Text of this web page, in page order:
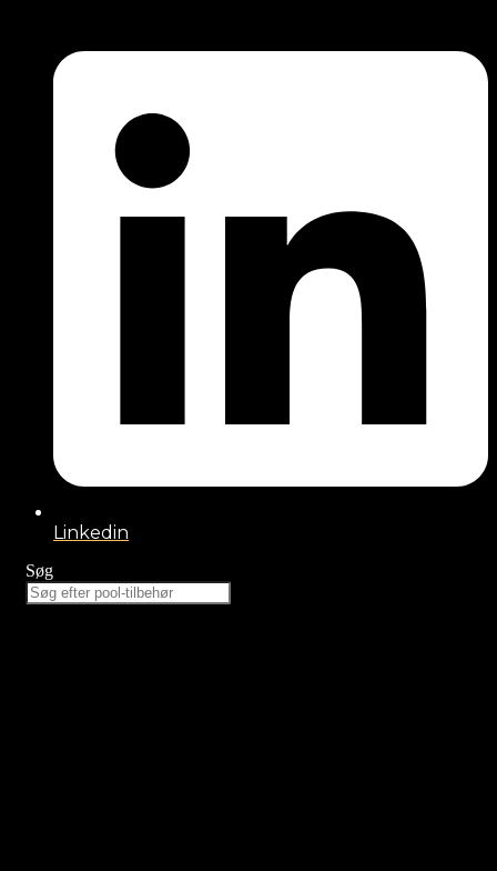
Linkedin
Søg